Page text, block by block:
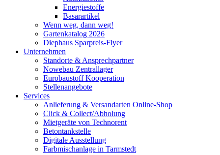
Energiestoffe
Basarartikel
Wenn weg, dann weg!
Gartenkatalog 2026
Diephaus Sparpreis-Flyer
Unternehmen
Standorte & Ansprechpartner
Nowebau Zentrallager
Eurobaustoff Kooperation
Stellenangebote
Services
Anlieferung & Versandarten Online-Shop
Click & Collect/Abholung
Mietgeräte von Technorent
Betontankstelle
Digitale Ausstellung
Farbmischanlage in Tarmstedt